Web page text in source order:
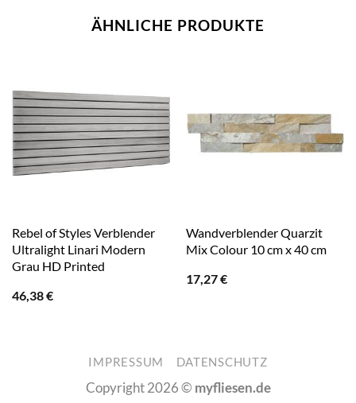
ÄHNLICHE PRODUKTE
Rebel of Styles Verblender
Ultralight Linari Modern
Grau HD Printed
46,38€
Wandverblender Quarzit
Mix Colour 10 cm x 40 cm
17,27€
IMPRESSUM DATENSCHUTZ
Copyright 2026 © myfliesen.de